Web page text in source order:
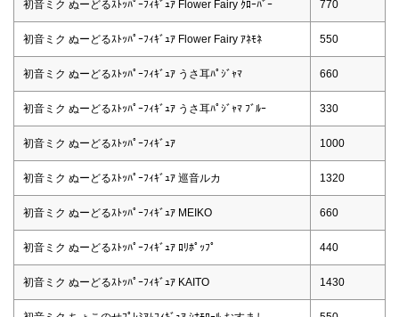
初音ミク ぬーどるｽﾄｯﾊﾟｰﾌｨｷﾞｭｱ Flower Fairy ｸﾛｰﾊﾞｰ 770
初音ミク ぬーどるｽﾄｯﾊﾟｰﾌｨｷﾞｭｱ Flower Fairy ｱﾈﾓﾈ 550
初音ミク ぬーどるｽﾄｯﾊﾟｰﾌｨｷﾞｭｱ うさ耳ﾊﾟｼﾞｬﾏ 660
初音ミク ぬーどるｽﾄｯﾊﾟｰﾌｨｷﾞｭｱ うさ耳ﾊﾟｼﾞｬﾏ ﾌﾞﾙｰ 330
初音ミク ぬーどるｽﾄｯﾊﾟｰﾌｨｷﾞｭｱ 1000
初音ミク ぬーどるｽﾄｯﾊﾟｰﾌｨｷﾞｭｱ 巡音ルカ 1320
初音ミク ぬーどるｽﾄｯﾊﾟｰﾌｨｷﾞｭｱ MEIKO 660
初音ミク ぬーどるｽﾄｯﾊﾟｰﾌｨｷﾞｭｱ ﾛﾘﾎﾟｯﾌﾟ 440
初音ミク ぬーどるｽﾄｯﾊﾟｰﾌｨｷﾞｭｱ KAITO 1430